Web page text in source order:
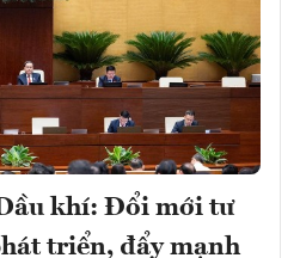
khí: Đổi mới tư
triển, đẩy mạnh